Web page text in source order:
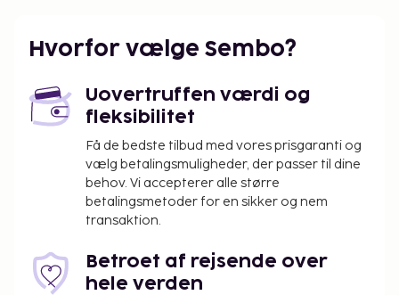
reception, bagageopbevaring og vaskeri. Gratis
selvstændig parkering er til rådighed på stedet. Gør
internetadgang og hjælp med udflugter/billetter.
Gratis morgenmadsbuffet serveres dagligt fra kl.
08.30 til kl. 10.30.
Hvorfor vælge Sembo?
Uovertruffen værdi og
fleksibilitet
Få de bedste tilbud med vores prisgaranti og
vælg betalingsmuligheder, der passer til dine
behov. Vi accepterer alle større
betalingsmetoder for en sikker og nem
transaktion.
Betroet af rejsende over
hele verden